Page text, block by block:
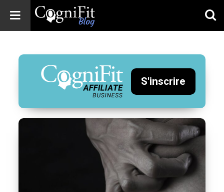
Blog: Brain
Health
News
Brain Training,
Mental Health, and
Wellness
S'inscrire